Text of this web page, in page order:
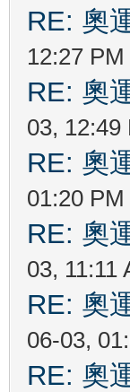
RE: 奧
12:27 PM
RE: 奧
03, 12:49
RE: 奧
01:20 PM
RE: 奧
03, 11:11
RE: 奧
06-03,
RE: 奧